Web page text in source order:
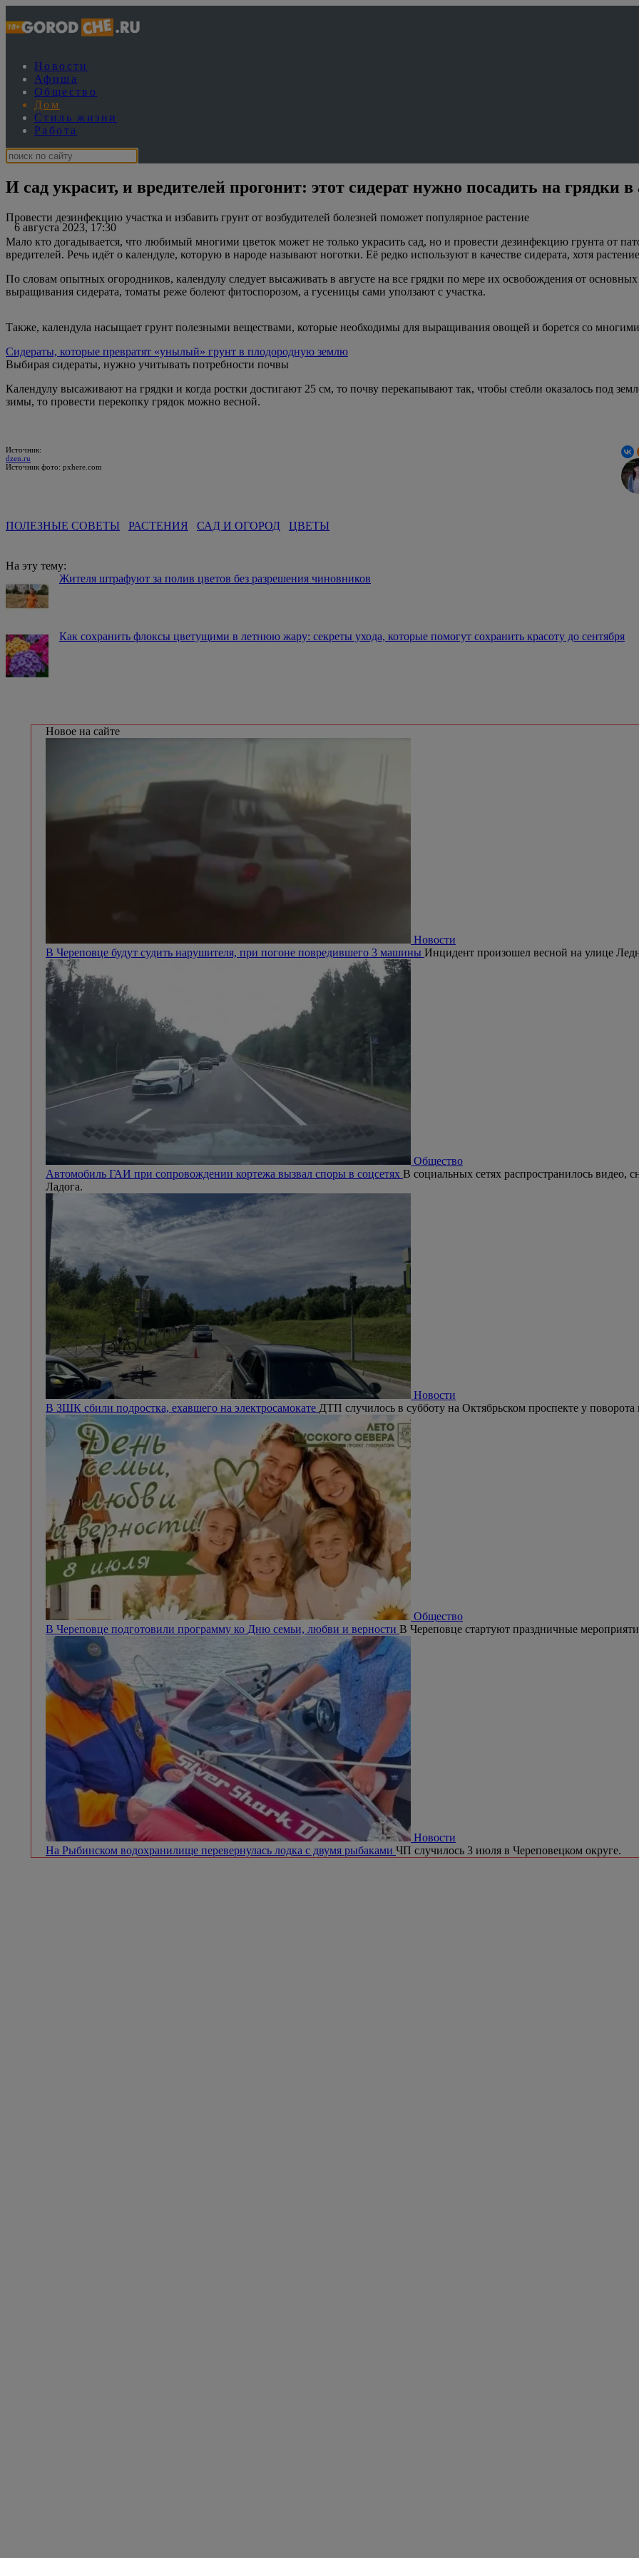
Новости
Афиша
Общество
Дом
Стиль жизни
Работа
И сад украсит, и вредителей прогонит: этот сидерат нужно посадить на грядки в
6 августа 2023, 17:30
Провести дезинфекцию участка и избавить грунт от возбудителей болезней поможет популярное растение
Мало кто догадывается, что любимый многими цветок может не только украсить сад, но и провести дезинфекцию грунта от
вредителей. Речь идёт о календуле, которую в народе называют ноготки. Её редко используют в качестве сидерата, хотя
По словам опытных огородников, календулу следует высаживать в августе на все грядки по мере их освобождения от
выращивания сидерата, томаты реже болеют фитоспорозом, а гусеницы сами уползают с участка.
Также, календула насыщает грунт полезными веществами, которые необходимы для выращивания овощей и борется со
Сидераты, которые превратят «унылый» грунт в плодородную землю
Выбирая сидераты, нужно учитывать потребности почвы
Календулу высаживают на грядки и когда ростки достигают 25 см, то почву перекапывают так, чтобы стебли оказалось под
зимы, то провести перекопку грядок можно весной.
Источник:
dzen.ru
Источник фото: pxhere.com
ПОЛЕЗНЫЕ СОВЕТЫ РАСТЕНИЯ САД И ОГОРОД ЦВЕТЫ
На эту тему:
Жителя штрафуют за полив цветов без разрешения чиновников
Как сохранить флоксы цветущими в летнюю жару: секреты ухода, которые помогут сохранить красоту до сентября
Новое на сайте
Новости
В Череповце будут судить нарушителя, при погоне повредившего 3 машины Инцидент произошел весной на улице
Общество
Автомобиль ГАИ при сопровождении кортежа вызвал споры в соцсетях В социальных сетях распространилось видео,
Ладога.
Новости
В ЗШК сбили подростка, ехавшего на электросамокате ДТП случилось в субботу на Октябрьском проспекте у поворота
Общество
В Череповце подготовили программу ко Дню семьи, любви и верности В Череповце стартуют праздничные
Новости
На Рыбинском водохранилище перевернулась лодка с двумя рыбаками ЧП случилось 3 июля в Череповецком округе.